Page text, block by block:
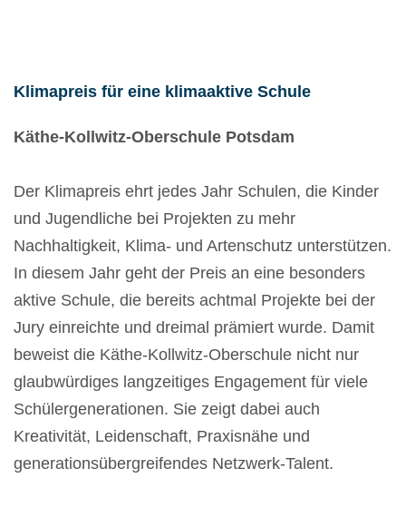
Klimapreis für eine klimaaktive Schule
Käthe-Kollwitz-Oberschule Potsdam
Der Klimapreis ehrt jedes Jahr Schulen, die Kinder
und Jugendliche bei Projekten zu mehr
Nachhaltigkeit, Klima- und Artenschutz unterstützen.
In diesem Jahr geht der Preis an eine besonders
aktive Schule, die bereits achtmal Projekte bei der
Jury einreichte und dreimal prämiert wurde. Damit
beweist die Käthe-Kollwitz-Oberschule nicht nur
glaubwürdiges langzeitiges Engagement für viele
Schülergenerationen. Sie zeigt dabei auch
Kreativität, Leidenschaft, Praxisnähe und
generationsübergreifendes Netzwerk-Talent.